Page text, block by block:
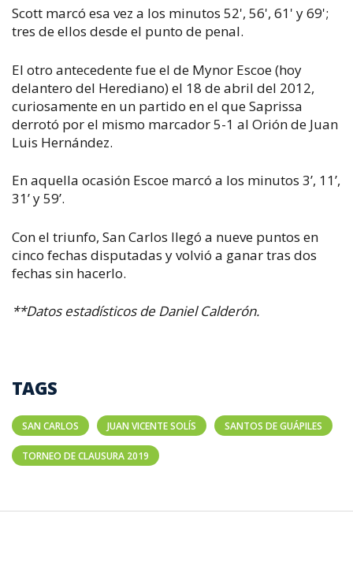
Scott marcó esa vez a los minutos 52', 56', 61' y 69';
tres de ellos desde el punto de penal.
El otro antecedente fue el de Mynor Escoe (hoy
delantero del Herediano) el 18 de abril del 2012,
curiosamente en un partido en el que Saprissa
derrotó por el mismo marcador 5-1 al Orión de Juan
Luis Hernández.
En aquella ocasión Escoe marcó a los minutos 3’, 11’,
31’ y 59’.
Con el triunfo, San Carlos llegó a nueve puntos en
cinco fechas disputadas y volvió a ganar tras dos
fechas sin hacerlo.
**Datos estadísticos de Daniel Calderón.
TAGS
SAN CARLOS JUAN VICENTE SOLÍS SANTOS DE GUÁPILES
TORNEO DE CLAUSURA 2019